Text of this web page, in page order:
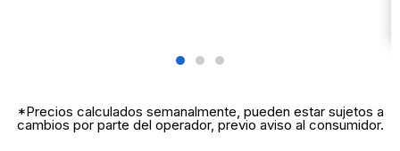
*Precios calculados semanalmente, pueden estar sujetos a
cambios por parte del operador, previo aviso al consumidor.